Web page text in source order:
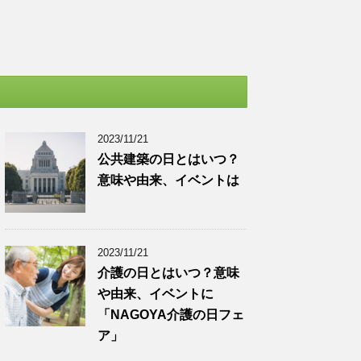
2023/11/21
公共建築の日とはいつ？
意味や由来、イベントは
2023/11/21
介護の日とはいつ？意味
や由来、イベントに
「NAGOYA介護の日フェ
ア」